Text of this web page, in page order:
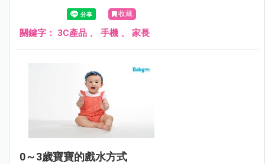
與3C產品之間的情感連結更勝過於親生父母呢！
收藏
關鍵字： 3C產品 、 手機 、 家長
0～3歲寶寶的戲水方式